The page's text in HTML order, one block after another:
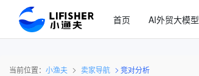
首页 AI外贸大模型
当前位置： 小渔夫 卖家导航 竞对分析